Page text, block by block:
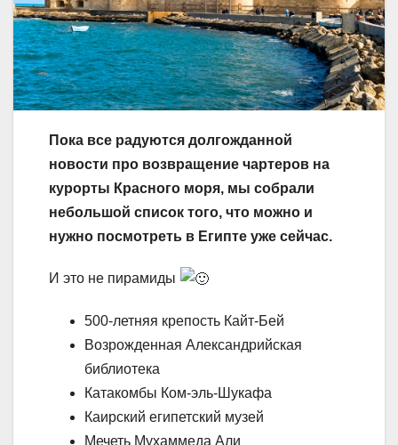
Пока все радуются долгожданной
новости про возвращение чартеров на
курорты Красного моря, мы собрали
небольшой список того, что можно и
нужно посмотреть в Египте уже сейчас.
И это не пирамиды
500-летняя крепость Кайт-Бей
Возрожденная Александрийская
библиотека
Катакомбы Ком-эль-Шукафа
Каирский египетский музей
Мечеть Мухаммеда Али